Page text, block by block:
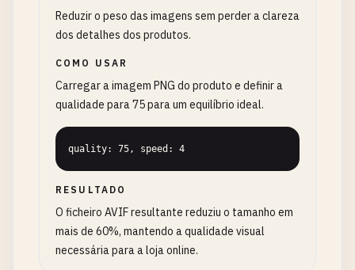
Reduzir o peso das imagens sem perder a clareza
dos detalhes dos produtos.
COMO USAR
Carregar a imagem PNG do produto e definir a
qualidade para 75 para um equilíbrio ideal.
quality: 75, speed: 4
RESULTADO
O ficheiro AVIF resultante reduziu o tamanho em
mais de 60%, mantendo a qualidade visual
necessária para a loja online.